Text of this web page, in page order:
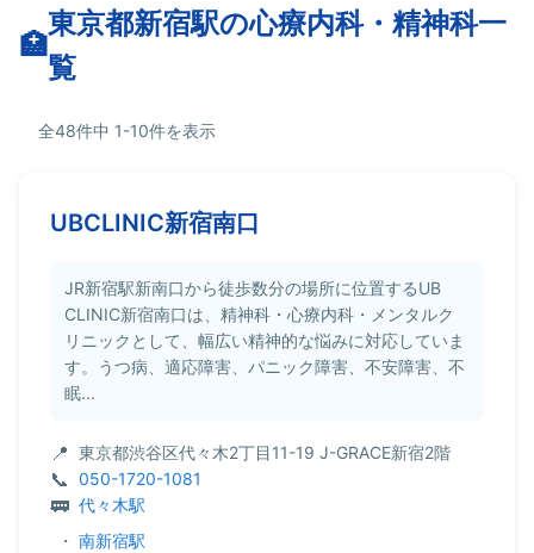
東京都新宿駅の心療内科・精神科一
覧
全48件中 1-10件を表示
UBCLINIC新宿南口
JR新宿駅新南口から徒歩数分の場所に位置するUB
CLINIC新宿南口は、精神科・心療内科・メンタルク
リニックとして、幅広い精神的な悩みに対応していま
す。うつ病、適応障害、パニック障害、不安障害、不
眠...
東京都渋谷区代々木2丁目11-19 J-GRACE新宿2階
050-1720-1081
代々木駅
・ 南新宿駅